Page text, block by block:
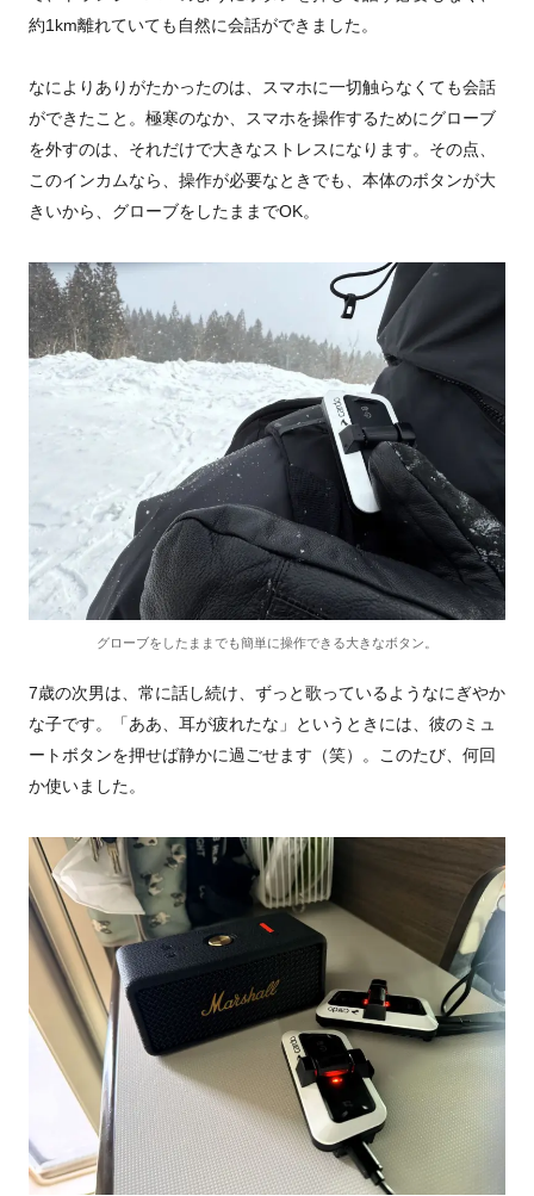
約1km離れていても自然に会話ができました。
なによりありがたかったのは、スマホに一切触らなくても会話
ができたこと。極寒のなか、スマホを操作するためにグローブ
を外すのは、それだけで大きなストレスになります。その点、
このインカムなら、操作が必要なときでも、本体のボタンが大
きいから、グローブをしたままでOK。
グローブをしたままでも簡単に操作できる大きなボタン。
7歳の次男は、常に話し続け、ずっと歌っているようなにぎやか
な子です。「ああ、耳が疲れたな」というときには、彼のミュ
ートボタンを押せば静かに過ごせます（笑）。このたび、何回
か使いました。